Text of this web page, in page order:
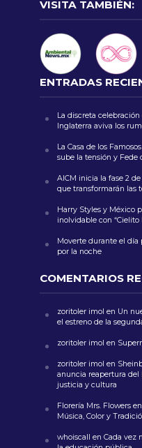
VISITA TAMBIÉN:
ENTRADAS
La discreta
Inglaterra aviva los
La Casa de los
sube la tensión y
AICM inicia la fase 2
que transformarán las
Harry Styles y México
inolvidable con “Cielito
Moverte durante el día
por la noche
COMENTARIOS
zoritoler imol en Un
el estreno de la
zoritoler imol en
zoritoler imol en
anuncia reapertura del
justicia y cultura
Florería Mrs. Flowersen
Música, Color y
whoiscall en Cada vez